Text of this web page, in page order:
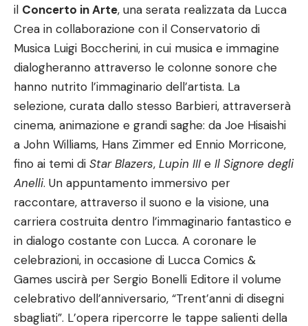
il Concerto in Arte, una serata realizzata da Lucca
Crea in collaborazione con il Conservatorio di
Musica Luigi Boccherini, in cui musica e immagine
dialogheranno attraverso le colonne sonore che
hanno nutrito l’immaginario dell’artista. La
selezione, curata dallo stesso Barbieri, attraverserà
cinema, animazione e grandi saghe: da Joe Hisaishi
a John Williams, Hans Zimmer ed Ennio Morricone,
fino ai temi di Star Blazers, Lupin III e Il Signore degli
Anelli. Un appuntamento immersivo per
raccontare, attraverso il suono e la visione, una
carriera costruita dentro l’immaginario fantastico e
in dialogo costante con Lucca. A coronare le
celebrazioni, in occasione di Lucca Comics &
Games uscirà per Sergio Bonelli Editore il volume
celebrativo dell’anniversario, “Trent’anni di disegni
sbagliati”. L’opera ripercorre le tappe salienti della